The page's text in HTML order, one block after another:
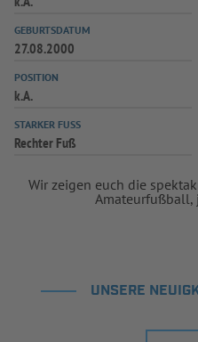
GEBURTSDATUM
27.08.2000
POSITION
k.A.
STARKER FUSS
Rechter Fuß
Wir zeigen euch die
Amateurfußball,
UNSERE